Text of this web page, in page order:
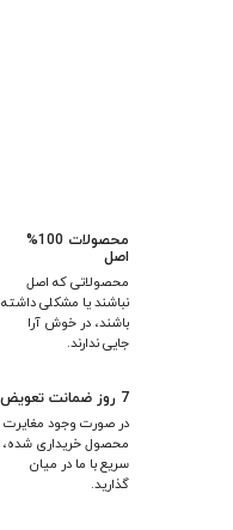
محصولات 100%
اصل
محصولاتی که اصل
نباشند یا مشکلی داشته
باشند، در خوش آرا
جایی ندارند.
7 روز ضمانت تعویض
در صورت وجود مغایرت
محصول خریداری شده،
سریع با ما در میان
گذارید.